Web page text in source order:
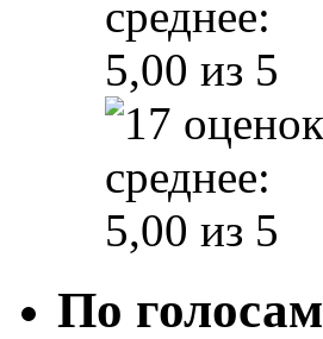
По голосам